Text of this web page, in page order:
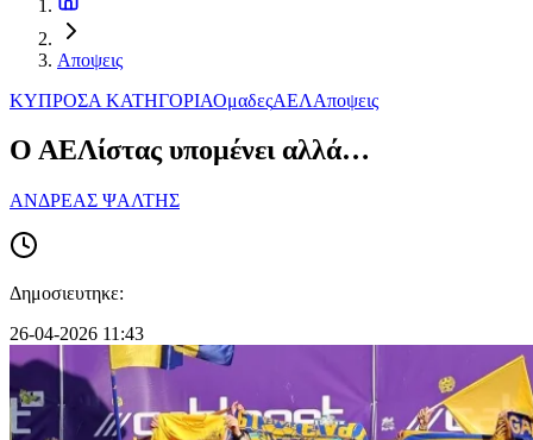
Αποψεις
ΚΥΠΡΟΣΑ ΚΑΤΗΓΟΡΙΑΟμαδεςΑΕΛΑποψεις
Ο ΑΕΛίστας υπομένει αλλά…
ΑΝΔΡΕΑΣ ΨΑΛΤΗΣ
Δημοσιευτηκε:
26-04-2026 11:43